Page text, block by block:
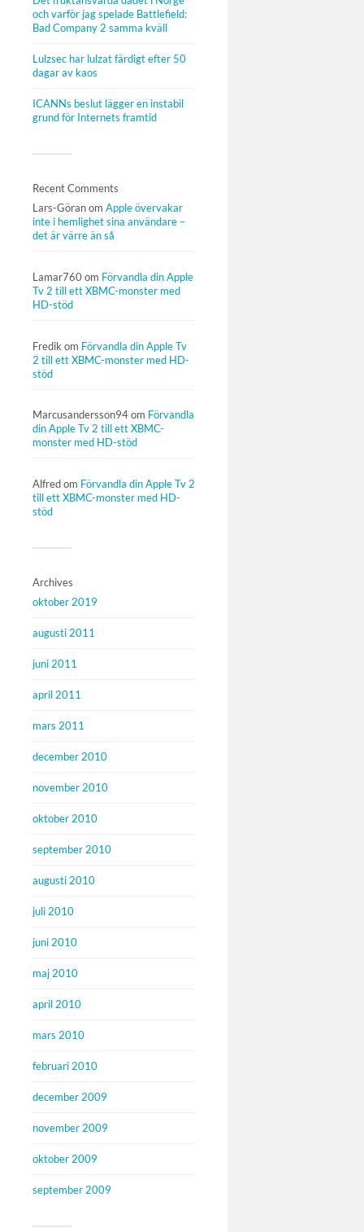
och varför jag spelade Battlefield:
Bad Company 2 samma kväll
Lulzsec har lulzat färdigt efter 50
dagar av kaos
ICANNs beslut lägger en instabil
grund för Internets framtid
Recent Comments
Lars-Göranom Apple övervakar
inte i hemlighet sina användare –
det är värre än så
Lamar760 om Förvandla din Apple
Tv 2 till ett XBMC-monster med
HD-stöd
Fredik om Förvandla din Apple Tv
2 till ett XBMC-monster med HD-
stöd
Marcusandersson94om Förvandla
din Apple Tv 2 till ett XBMC-
monster med HD-stöd
Alfredom Förvandla din Apple Tv 2
till ett XBMC-monster med HD-
stöd
Archives
oktober 2019
augusti 2011
juni 2011
april 2011
mars 2011
december 2010
november 2010
oktober 2010
september 2010
augusti 2010
juli 2010
juni 2010
maj 2010
april 2010
mars 2010
februari 2010
december 2009
november 2009
oktober 2009
september 2009